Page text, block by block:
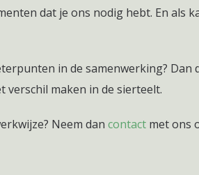
dat je ons nodig hebt. En als
in de samenwerking?
verschil maken in de sierteelt.
Neem dancontact met ons